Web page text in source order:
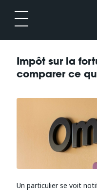
Impôt sur la
comparer ce
Un particulier se voit